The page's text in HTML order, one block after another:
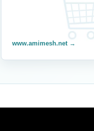
www.amimesh.net →